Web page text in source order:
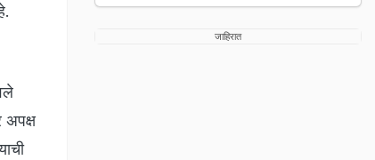
अपक्ष
जाहिरात